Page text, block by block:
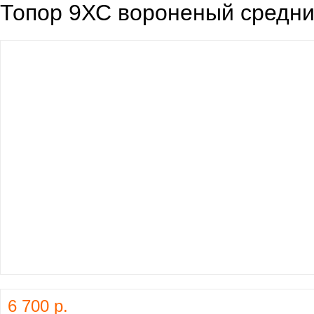
Топор 9ХС вороненый
6 700 р.